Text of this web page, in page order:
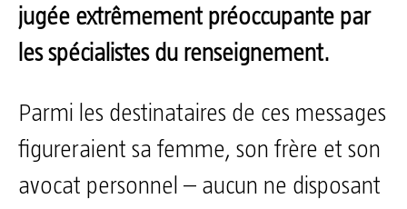
jugée extrêmement préoccupante par
les spécialistes du renseignement.
Parmi les destinataires de ces messages
figureraient sa femme, son frère et son
avocat personnel – aucun ne disposant